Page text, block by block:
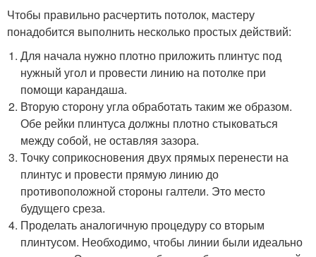
Чтобы правильно расчертить потолок, мастеру
понадобится выполнить несколько простых действий:
Для начала нужно плотно приложить плинтус под
нужный угол и провести линию на потолке при
помощи карандаша.
Вторую сторону угла обработать таким же образом.
Обе рейки плинтуса должны плотно стыковаться
между собой, не оставляя зазора.
Точку соприкосновения двух прямых перенести на
плинтус и провести прямую линию до
противоположной стороны галтели. Это место
будущего среза.
Проделать аналогичную процедуру со вторым
плинтусом. Необходимо, чтобы линии были идеально